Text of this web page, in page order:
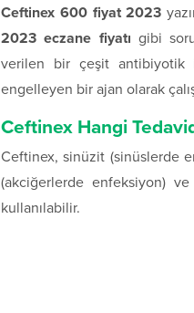
Ceftinex 600 fiyat 2023
2023 eczane fiyatı gibi
verilen bir çeşit antibiyotik
engelleyen bir ajan olarak
Ceftinex Hangi
Ceftinex, sinüzit (sinüslerde
(akciğerlerde enfeksiyon)
kullanılabilir.